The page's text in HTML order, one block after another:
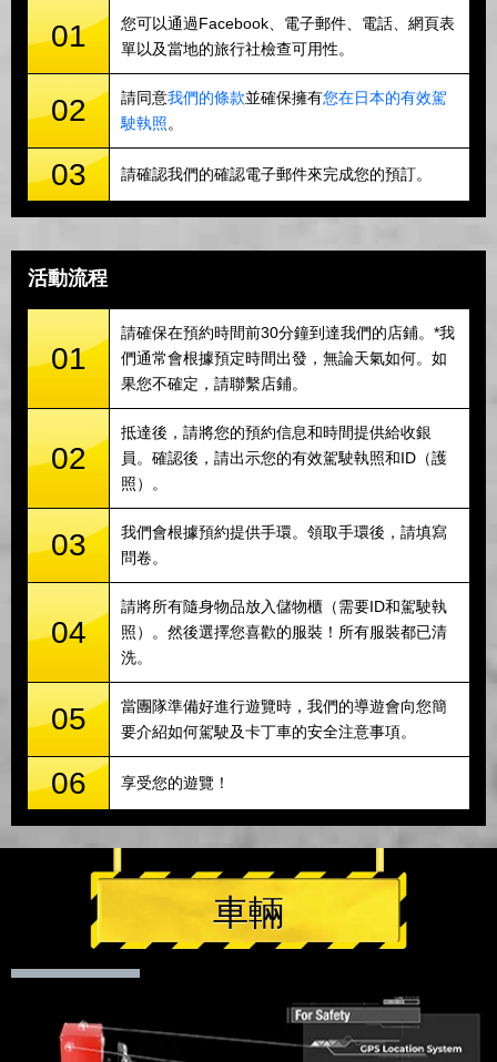
01
您可以通過Facebook、電子郵件、電話、網頁表
單以及當地的旅行社檢查可用性。
02 請同意我們的條款並確保擁有您在日本的有效駕
駛執照。
03 請確認我們的確認電子郵件來完成您的預訂。
活動流程
01
請確保在預約時間前30分鐘到達我們的店鋪。*我
們通常會根據預定時間出發，無論天氣如何。如
果您不確定，請聯繫店鋪。
02
抵達後，請將您的預約信息和時間提供給收銀
員。確認後，請出示您的有效駕駛執照和ID（護
照）。
03
我們會根據預約提供手環。領取手環後，請填寫
問卷。
04
請將所有隨身物品放入儲物櫃（需要ID和駕駛執
照）。然後選擇您喜歡的服裝！所有服裝都已清
洗。
05
當團隊準備好進行遊覽時，我們的導遊會向您簡
要介紹如何駕駛及卡丁車的安全注意事項。
06 享受您的遊覽！
車輛